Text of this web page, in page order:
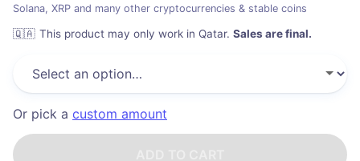
Solana, XRP and many other cryptocurrencies & stable coins
🇶🇦 This product may only work in Qatar. Sales are final.
Or pick a custom amount